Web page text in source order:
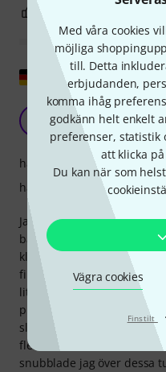
Med våra cookies
möjliga
till. Detta
erbjudanden,
komma ihåg
godkänn helt enkelt
preferenser, statistik
att klicka
Du kan när som
Vägra cookies
Finstilt ·
2
Visa original
Super!
filou
Jag har en gitarrbakgrund
banjo-fingerplockning.
klassiska ljudet. Jag hade
fingerplektrum. När jag
litet sortiment av "vanliga"
plektrumet alldeles för
slå an strängarna
flera frustrerande veckor
snubblade jag över dessa
hållbarhet
hantverkskvalitet